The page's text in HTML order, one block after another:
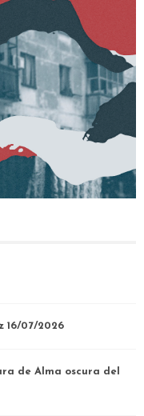
16/07/2026
de Alma oscura del